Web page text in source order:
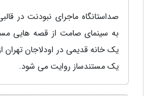
صداستانگاه ماجرای نبودنت در
به سینمای صامت از قصه هایی
یک خانه قدیمی در اودلاجان تهران
یک مستندساز روایت می شود.